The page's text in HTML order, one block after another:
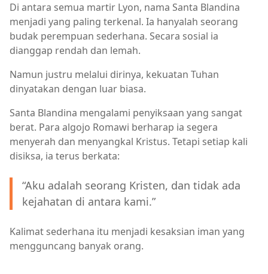
Di antara semua martir Lyon, nama Santa Blandina
menjadi yang paling terkenal. Ia hanyalah seorang
budak perempuan sederhana. Secara sosial ia
dianggap rendah dan lemah.
Namun justru melalui dirinya, kekuatan Tuhan
dinyatakan dengan luar biasa.
Santa Blandina mengalami penyiksaan yang sangat
berat. Para algojo Romawi berharap ia segera
menyerah dan menyangkal Kristus. Tetapi setiap kali
disiksa, ia terus berkata:
“Aku adalah seorang Kristen, dan tidak ada
kejahatan di antara kami.”
Kalimat sederhana itu menjadi kesaksian iman yang
mengguncang banyak orang.